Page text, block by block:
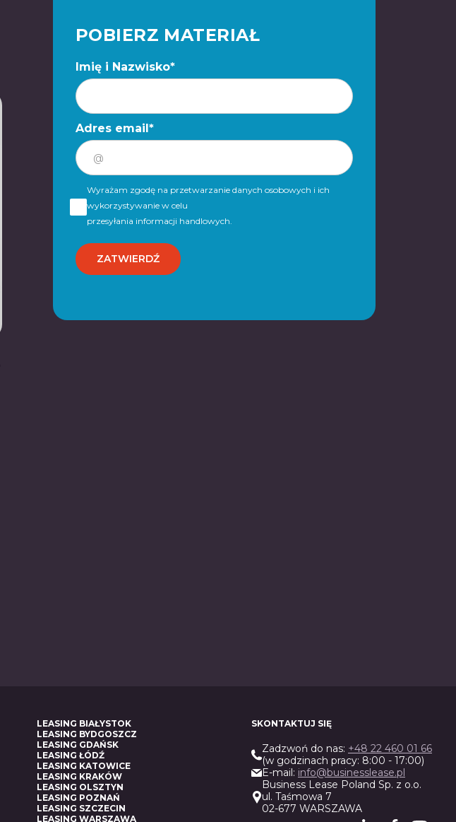
POBIERZ MATERIAŁ
Imię i Nazwisko*
Adres email*
Wyrażam zgodę na przetwarzanie danych osobowych i ich
wykorzystywanie w celu
przesyłania informacji handlowych.
LEASING BIAŁYSTOK
LEASING BYDGOSZCZ
LEASING GDAŃSK
LEASING ŁÓDŹ
LEASING KATOWICE
LEASING KRAKÓW
LEASING OLSZTYN
LEASING POZNAŃ
LEASING SZCZECIN
LEASING WARSZAWA
SKONTAKTUJ SIĘ
Zadzwoń do nas: +48 22 460 01 66
(w godzinach pracy: 8:00 - 17:00)
E-mail: info@businesslease.pl
Business Lease Poland Sp. z o.o.
ul. Taśmowa 7
02-677 WARSZAWA